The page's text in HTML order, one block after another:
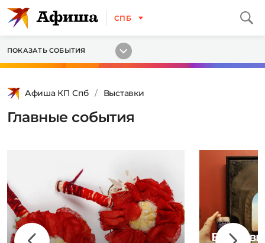
СПБ
ПОКАЗАТЬ СОБЫТИЯ
Афиша КП Спб Выставки
Главные события